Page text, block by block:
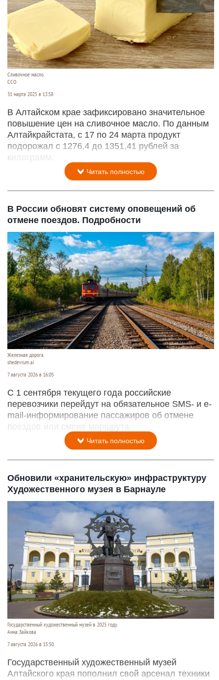
Сливочное масло.
CCO
31 марта 2025 в 13:58
В Алтайском крае зафиксировано значительное
повышение цен на сливочное масло. По данным
Алтайкрайстата, с 17 по 24 марта продукт
подорожал с 1276,4 до 1351,41 рублей за
килограмм.
Читать полностью
В России обновят систему оповещений об
отмене поездов. Подробности
Железная дорога.
shedevrum.ai
7 августа 2026 в 16:05
С 1 сентября текущего года российские
перевозчики перейдут на обязательное SMS- и e-
mail-информирование пассажиров об отмене
поездов или смене маршрута.
Читать полностью
Обновили «хранительскую» инфраструктуру
Художественного музея в Барнауле
Государственный художественный музей в 2025 году.
Анна Зайкова
7 августа 2026 в 15:50
Государственный художественный музей
Алтайского края пополнил свой арсенал техники